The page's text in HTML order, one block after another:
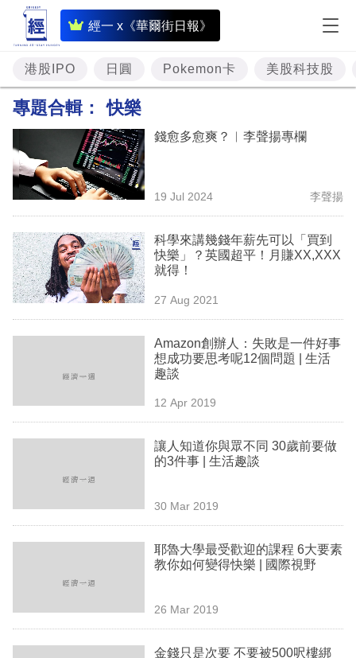
經一 x《華爾街日報》
即
時
財
經
題
投
資
樓
市
理
技
生
欄
港股IPO 日圓 Pokemon卡 美股科技股
專題合輯： 快樂
錢愈多愈爽？︳李聲揚專欄
19 Jul 2024 李聲揚
科學來講幾錢年薪先可以「買到
快樂」？英國超平！月賺XX,XXX
就得！
27 Aug 2021
Amazon創辦人：失敗是一件好事
想成功要思考呢12個問題 | 生活
趣談
12 Apr 2019
讓人知道你與眾不同 30歲前要做
的3件事 | 生活趣談
30 Mar 2019
耶魯大學最受歡迎的課程 6大要素
教你如何變得快樂 | 國際視野
26 Mar 2019
金錢只是次要 不要被500呎樓綁